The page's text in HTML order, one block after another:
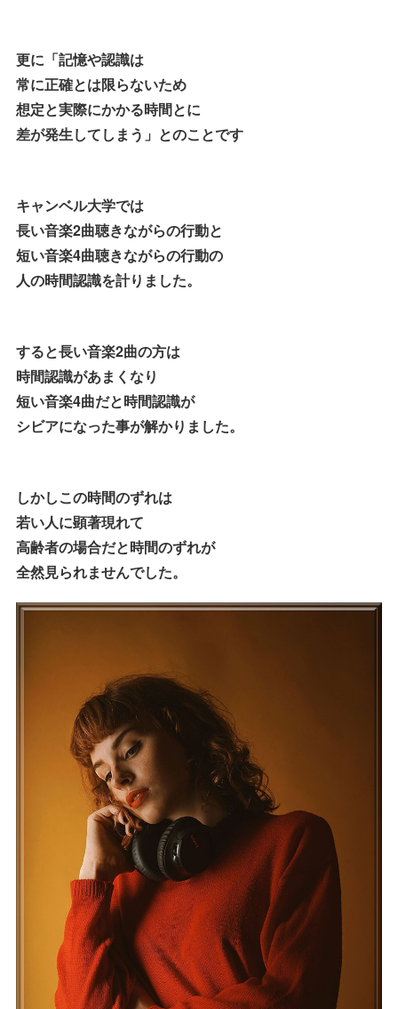
更に「記憶や認識は
常に正確とは限らないため
想定と実際にかかる時間とに
差が発生してしまう」とのことです
キャンベル大学では
長い音楽2曲聴きながらの行動と
短い音楽4曲聴きながらの行動の
人の時間認識を計りました。
すると長い音楽2曲の方は
時間認識があまくなり
短い音楽4曲だと時間認識が
シビアになった事が解かりました。
しかしこの時間のずれは
若い人に顕著現れて
高齢者の場合だと時間のずれが
全然見られませんでした。